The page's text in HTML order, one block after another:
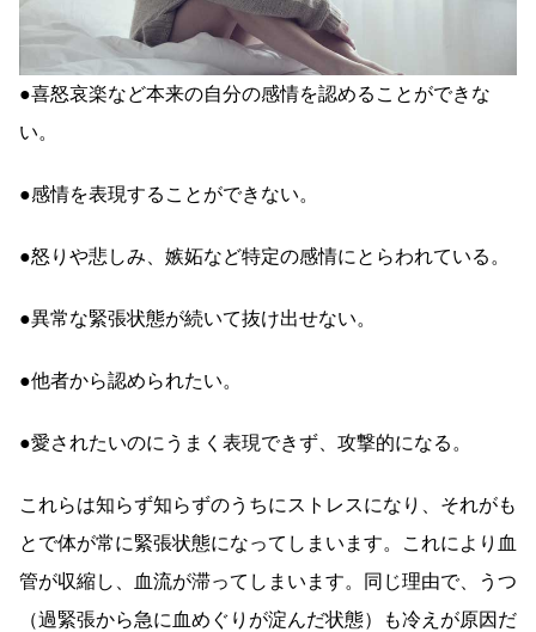
●喜怒哀楽など本来の自分の感情を認めることができな
い。
●感情を表現することができない。
●怒りや悲しみ、嫉妬など特定の感情にとらわれている。
●異常な緊張状態が続いて抜け出せない。
●他者から認められたい。
●愛されたいのにうまく表現できず、攻撃的になる。
これらは知らず知らずのうちにストレスになり、それがも
とで体が常に緊張状態になってしまいます。これにより血
管が収縮し、血流が滞ってしまいます。同じ理由で、うつ
（過緊張から急に血めぐりが淀んだ状態）も冷えが原因だ